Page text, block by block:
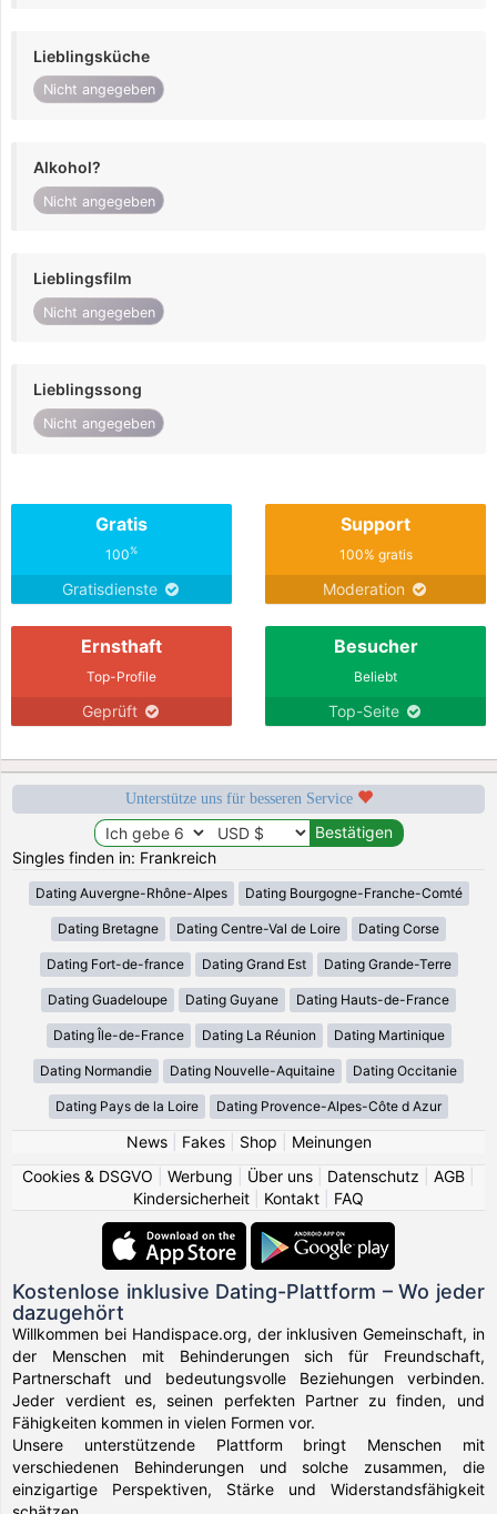
Lieblingsküche
Nicht angegeben
Alkohol?
Nicht angegeben
Lieblingsfilm
Nicht angegeben
Lieblingssong
Nicht angegeben
Gratis
100%
Gratisdienste
Support
100% gratis
Moderation
Ernsthaft
Top-Profile
Geprüft
Besucher
Beliebt
Top-Seite
Unterstütze uns für besseren Service
Singles finden in: Frankreich
Dating Auvergne-Rhône-Alpes Dating Bourgogne-Franche-Comté
Dating Bretagne Dating Centre-Val de Loire Dating Corse
Dating Fort-de-france Dating Grand Est Dating Grande-Terre
Dating Guadeloupe Dating Guyane Dating Hauts-de-France
Dating Île-de-France Dating La Réunion Dating Martinique
Dating Normandie Dating Nouvelle-Aquitaine Dating Occitanie
Dating Pays de la Loire Dating Provence-Alpes-Côte d Azur
News| Fakes| Shop
Meinungen
Cookies & DSGVO
Werbung Über uns Datenschutz AGB
Kindersicherheit
Kontakt FAQ
Kostenlose inklusive Dating-Plattform – Wo jeder
dazugehört
Willkommen bei Handispace.org, der inklusiven Gemeinschaft, in
der Menschen mit Behinderungen sich für Freundschaft,
Partnerschaft und bedeutungsvolle Beziehungen verbinden.
Jeder verdient es, seinen perfekten Partner zu finden, und
Fähigkeiten kommen in vielen Formen vor.
Unsere unterstützende Plattform bringt Menschen mit
verschiedenen Behinderungen und solche zusammen, die
einzigartige Perspektiven, Stärke und Widerstandsfähigkeit